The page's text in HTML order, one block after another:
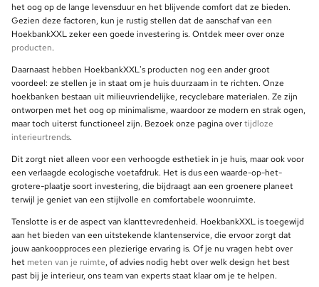
het oog op de lange levensduur en het blijvende comfort dat ze bieden.
Gezien deze factoren, kun je rustig stellen dat de aanschaf van een
HoekbankXXL zeker een goede investering is. Ontdek meer over onze
producten.
Daarnaast hebben HoekbankXXL's producten nog een ander groot
voordeel: ze stellen je in staat om je huis duurzaam in te richten. Onze
hoekbanken bestaan uit milieuvriendelijke, recyclebare materialen. Ze zijn
ontworpen met het oog op minimalisme, waardoor ze modern en strak ogen,
maar toch uiterst functioneel zijn. Bezoek onze pagina overtijdloze
interieurtrends.
Dit zorgt niet alleen voor een verhoogde esthetiek in je huis, maar ook voor
een verlaagde ecologische voetafdruk. Het is dus een waarde-op-het-
grotere-plaatje soort investering, die bijdraagt aan een groenere planeet
terwijl je geniet van een stijlvolle en comfortabele woonruimte.
Tenslotte is er de aspect van klanttevredenheid. HoekbankXXL is toegewijd
aan het bieden van een uitstekende klantenservice, die ervoor zorgt dat
jouw aankoopproces een plezierige ervaring is. Of je nu vragen hebt over
het meten van je ruimte, of advies nodig hebt over welk design het best
past bij je interieur, ons team van experts staat klaar om je te helpen.